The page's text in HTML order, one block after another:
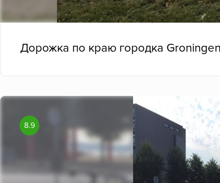
Дорожка по краю городка
8.9